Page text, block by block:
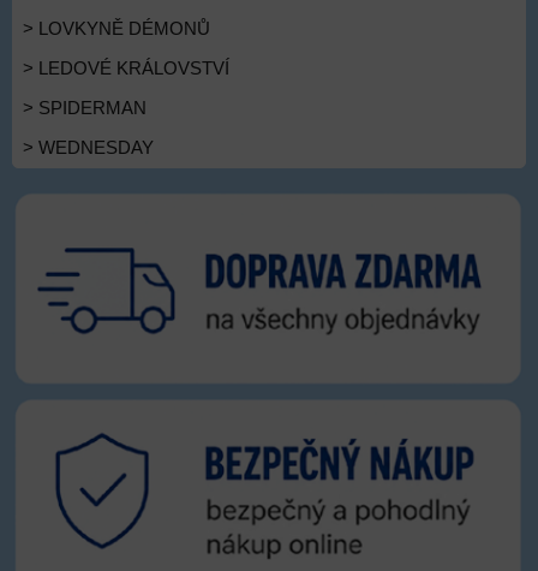
> LOVKYNĚ DÉMONŮ
> LEDOVÉ KRÁLOVSTVÍ
> SPIDERMAN
> WEDNESDAY